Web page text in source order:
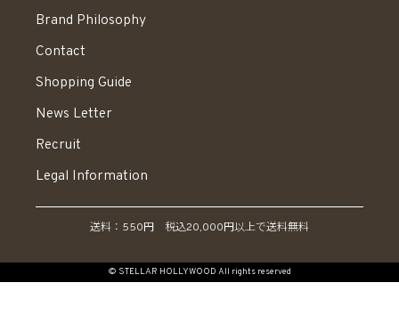
Brand Philosophy
Contact
Shopping Guide
News Letter
Recruit
Legal Information
送料：550円 税込20,000円以上で送料無料
© STELLAR HOLLYWOOD All rights reserved